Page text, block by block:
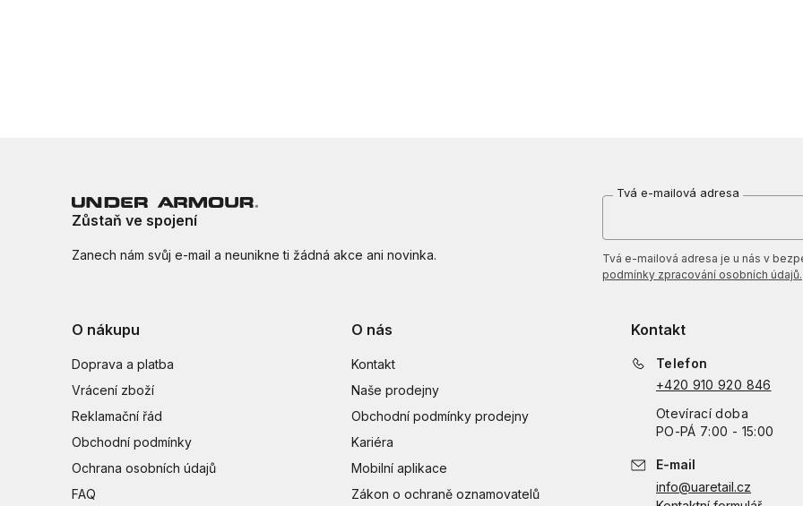
Zůstaň ve spojení
Zanech nám svůj e-mail a neunikne ti žádná akce ani novinka.
Tvá e-mailová adresa
Tvá e-mailová adresa je u nás v
podmínky zpracování osobních údajů.
O nákupu
Doprava a platba
Vrácení zboží
Reklamační řád
Obchodní podmínky
Ochrana osobních údajů
FAQ
O nás
Kontakt
Naše prodejny
Obchodní podmínky prodejny
Kariéra
Mobilní aplikace
Zákon o ochraně oznamovatelů
Kontakt
Telefon
+420 910 920 846
Otevírací doba
PO-PÁ 7:00 - 15:00
E-mail
info@uaretail.cz